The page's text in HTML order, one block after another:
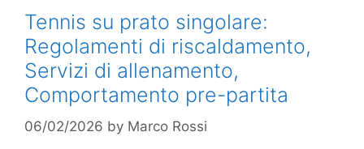
Tennis su prato singolare:
Regolamenti di riscaldamento,
Servizi di allenamento,
Comportamento pre-partita
06/02/2026 by Marco Rossi